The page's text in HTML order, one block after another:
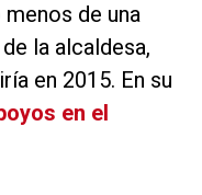
de una
la alcaldesa,
en 2015. En su
en el